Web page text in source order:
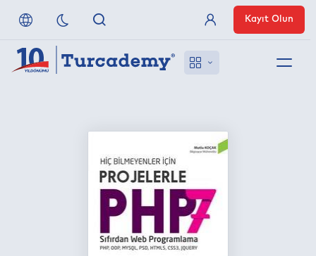
Üye Girişi
Kayıt Olun